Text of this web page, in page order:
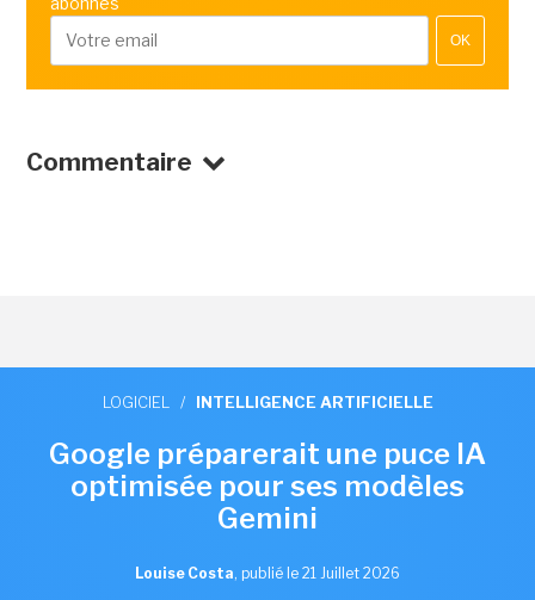
OK
Commentaire
LOGICIEL / INTELLIGENCE ARTIFICIELLE
Google préparerait une puce IA
optimisée pour ses modèles
Gemini
Louise Costa, publié le 21 Juillet 2026